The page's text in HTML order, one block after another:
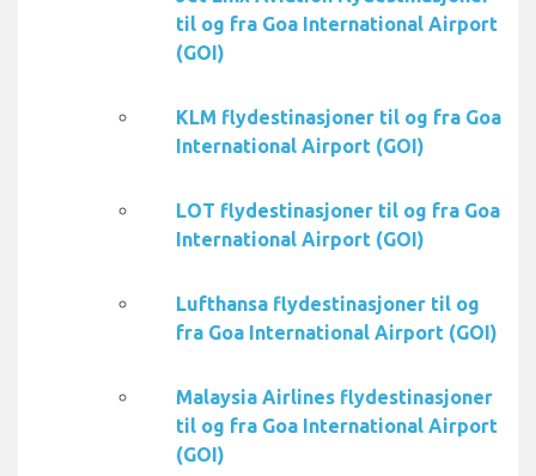
til og fra Goa International Airport
(GOI)
KLM flydestinasjoner til og fra Goa
International Airport (GOI)
LOT flydestinasjoner til og fra Goa
International Airport (GOI)
Lufthansa flydestinasjoner til og
fra Goa International Airport (GOI)
Malaysia Airlines flydestinasjoner
til og fra Goa International Airport
(GOI)